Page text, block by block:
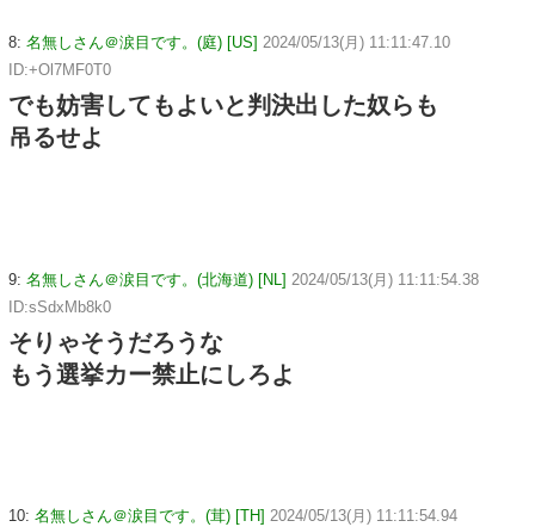
8: 名無しさん＠涙目です。(庭) [US] 2024/05/13(月) 11:11:47.10
ID:+Ol7MF0T0
でも妨害してもよいと判決出した奴らも
吊るせよ
9: 名無しさん＠涙目です。(北海道) [NL] 2024/05/13(月) 11:11:54.38
ID:sSdxMb8k0
そりゃそうだろうな
もう選挙カー禁止にしろよ
10: 名無しさん＠涙目です。(茸) [TH] 2024/05/13(月) 11:11:54.94